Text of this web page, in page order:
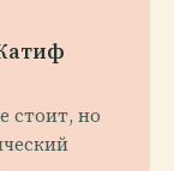
стоит, но